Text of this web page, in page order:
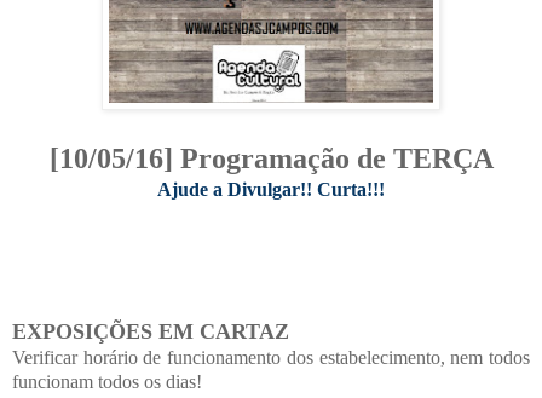
[10/05/16] Programação de TERÇA
Ajude a Divulgar!! Curta!!!
EXPOSIÇÕES EM CARTAZ
Verificar horário de funcionamento dos estabelecimento, nem todos
funcionam todos os dias!